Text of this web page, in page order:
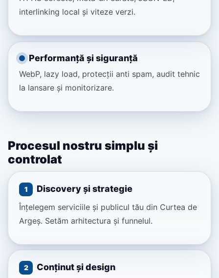
interlinking local și viteze verzi.
Performanță și siguranță
WebP, lazy load, protecții anti spam, audit tehnic
la lansare și monitorizare.
Procesul nostru simplu și
controlat
1 Discovery și strategie
Înțelegem serviciile și publicul tău din Curtea de
Argeș. Setăm arhitectura și funnelul.
2 Conținut și design